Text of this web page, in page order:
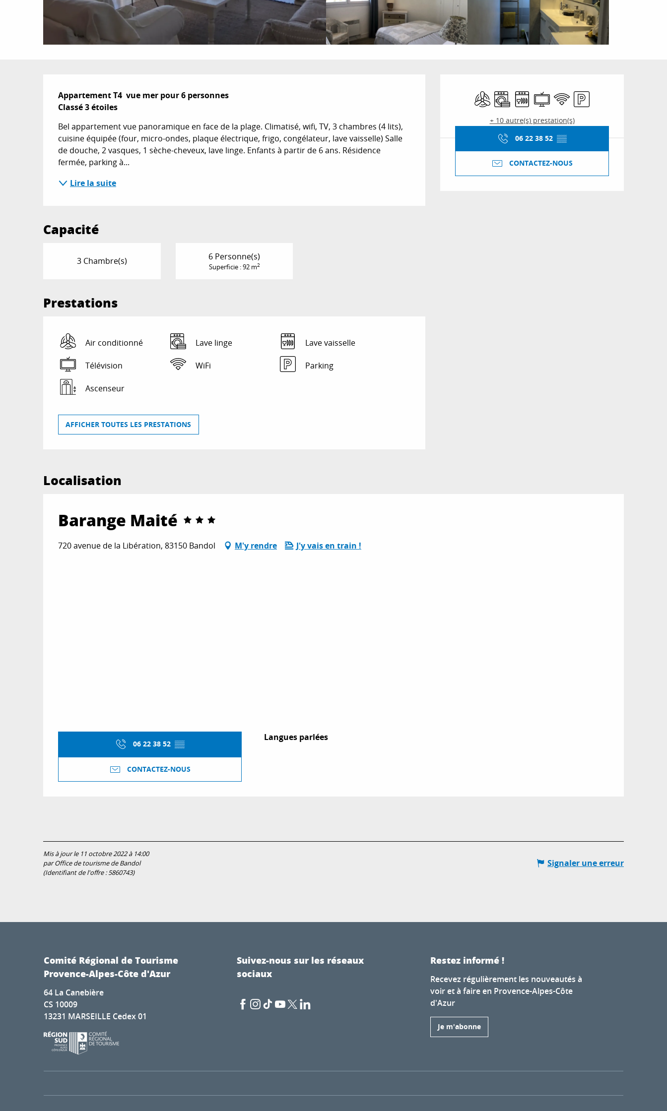
Ouverture et
Air conditionné
Lave lingeLave vaisselle
Télévision
WiFi Parking
+ 10 autre(s) prestation(s)
06 22 38 52 ▒▒
CONTACTEZ-NOUS
Description
Appartement T4  vue mer pour 6 personnes
Classé 3 étoiles
Bel appartement vue panoramique en face de la plage. Climatisé, wifi, TV, 3 chambres (4 lits),
cuisine équipée (four, micro-ondes, plaque électrique, frigo, congélateur, lave vaisselle) Salle
de douche, 2 vasques, 1 sèche-cheveux, lave linge. Enfants à partir de 6 ans. Résidence
fermée, parking à...
Lire la suite
Capacité
3 Chambre(s) 6 Personne(s)
Superficie : 92 m2
Prestations
Air conditionné Lave linge Lave vaisselle
Télévision WiFi Parking
Ascenseur
AFFICHER TOUTES LES PRESTATIONS
Localisation
Barange Maité
720 avenue de la Libération, 83150 Bandol M'y rendre J'y vais en train !
06 22 38 52 ▒▒
CONTACTEZ-NOUS
Langues parlées
Langues parlées
Mis à jour le 11 octobre 2022 à 14:00
par Office de tourisme de Bandol
(Identifiant de l'offre :5860743)
Signaler une erreur
Comité Régional de Tourisme
Provence-Alpes-Côte d'Azur
64 La Canebière
CS 10009
13231 MARSEILLE Cedex 01
Suivez-nous sur les réseaux
sociaux
Restez informé !
Recevez régulièrement les nouveautés à
voir et à faire en Provence-Alpes-Côte
d'Azur
Je m'abonne